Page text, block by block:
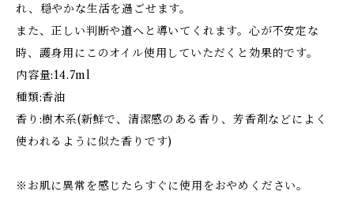
れ、穏やかな生活を過ごせます。
また、正しい判断や道へと導いてくれます。心が不安定な
時、護身用にこのオイル使用していただくと効果的です。
内容量:14.7ml
種類:香油
香り:樹木系(新鮮で、清潔感のある香り、芳香剤などによく
使われるように似た香りです)
※お肌に異常を感じたらすぐに使用をおやめください。